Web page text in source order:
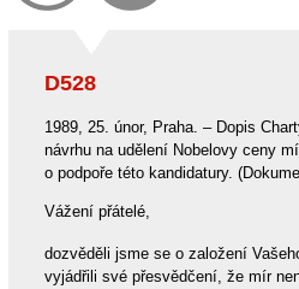
D528
1989, 25. únor, Praha. – Dopis
návrhu na udělení Nobelovy ceny
o podpoře této kandidatury.
Vážení přátelé,
dozvěděli jsme se o založení
vyjádřili své přesvědčení, že mír